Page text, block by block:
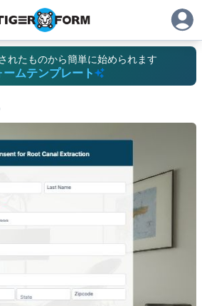
れたものから簡単に始められます
ームテンプレート